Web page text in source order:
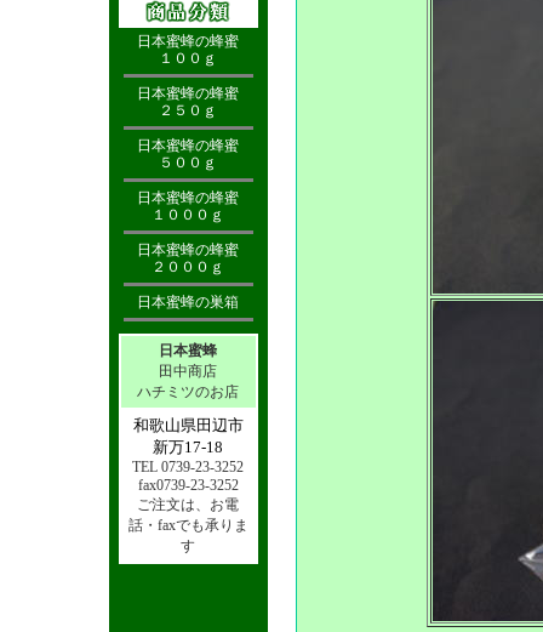
日本蜜蜂の蜂蜜
１００ｇ
日本蜜蜂の蜂蜜
２５０ｇ
日本蜜蜂の蜂蜜
５００ｇ
日本蜜蜂の蜂蜜
１０００ｇ
日本蜜蜂の蜂蜜
２０００ｇ
日本蜜蜂の巣箱
日本蜜蜂
田中商店
ハチミツのお店
和歌山県田辺市
新万17-18
TEL 0739-23-3252
fax0739-23-3252
ご注文は、お電
話・faxでも承りま
す